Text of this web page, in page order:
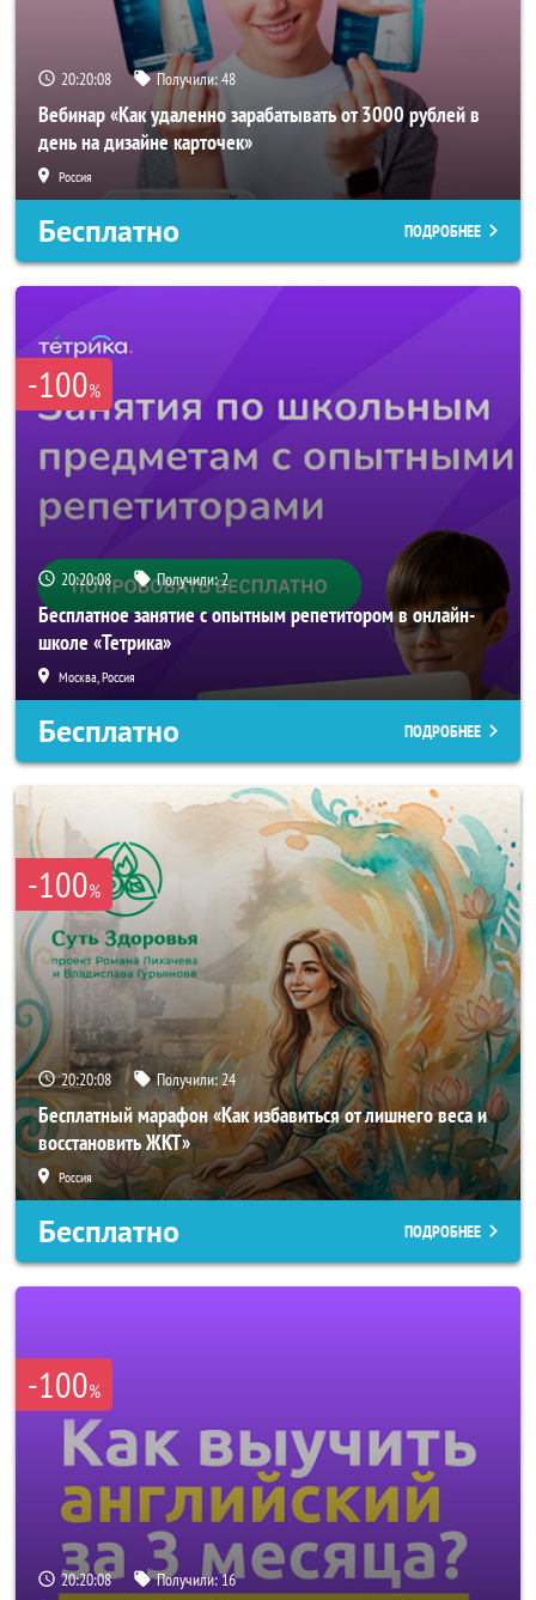
20:20:05 Получили:48
Вебинар «Как удаленно зарабатывать от 3000 рублей в
день на дизайне карточек»
Россия
Бесплатно ПОДРОБНЕЕ
-100%
20:20:05 Получили:2
Бесплатное занятие с опытным репетитором в онлайн-
школе «Тетрика»
Москва, Россия
Бесплатно ПОДРОБНЕЕ
-100%
20:20:05 Получили:24
Бесплатный марафон «Как избавиться от лишнего веса и
восстановить ЖКТ»
Россия
Бесплатно ПОДРОБНЕЕ
-100%
20:20:05 Получили:16